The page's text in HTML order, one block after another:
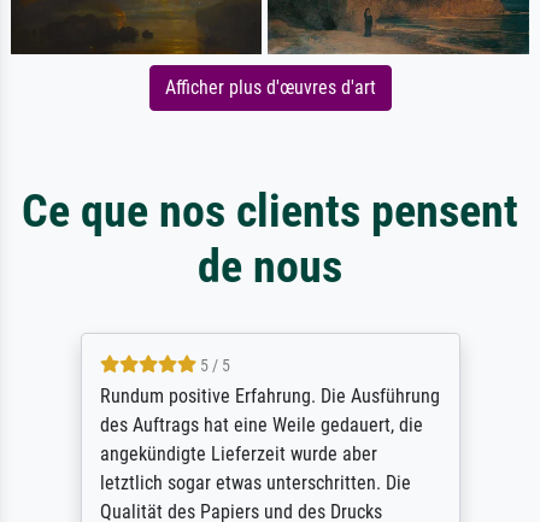
Afficher plus d'œuvres d'art
Ce que nos clients pensent
de nous
5 / 5
Rundum positive Erfahrung. Die Ausführung
des Auftrags hat eine Weile gedauert, die
angekündigte Lieferzeit wurde aber
letztlich sogar etwas unterschritten. Die
Qualität des Papiers und des Drucks